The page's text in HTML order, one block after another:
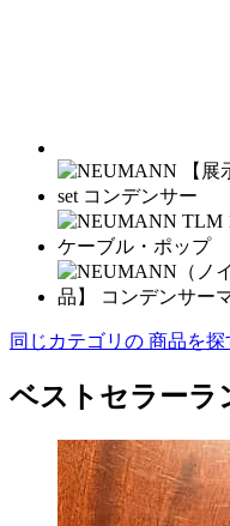
同じカテゴリの 商品を探
ベストセラーラ